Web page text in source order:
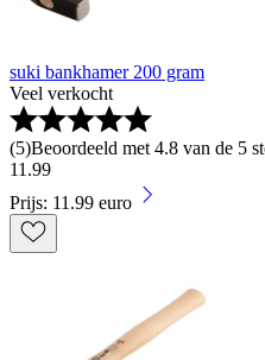
suki bankhamer 200 gram
Veel verkocht
(5)Beoordeeld met 4.8 van de 5
11 .99
Prijs: 11.99 euro